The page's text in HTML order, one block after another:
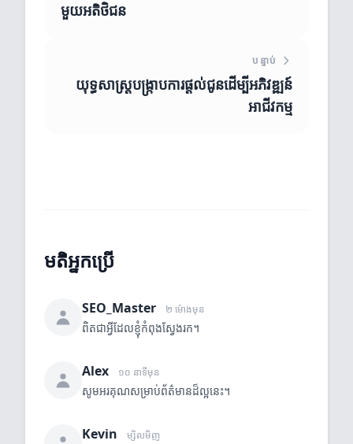
មួយអតិថិជន
បន្ទាប់
យុទ្ធសាស្ត្របង្រ្កាបការផ្តល់ជូនដើម្បីអភិវឌ្ឍន៍
អាជីវកម្ម
មតិអ្នកប្រើ
SEO_Master ២ ម៉ោងមុន
ពិតជាអ្វីដែលខ្ញុំកំពុងស្វែងរក។
Alex ១០ នាទីមុន
សូមអរគុណសម្រាប់ព័ត៌មានដ៏ល្អនេះ។
Kevin ម្សិលមិញ